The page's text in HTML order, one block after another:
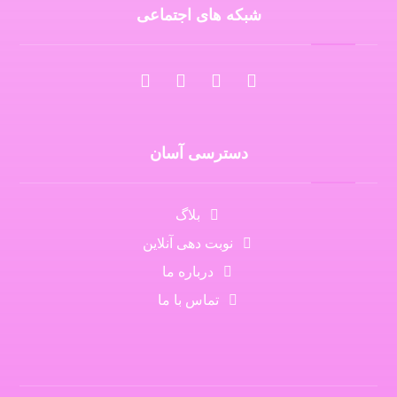
شبکه های اجتماعی
دسترسی آسان
بلاگ
نوبت دهی آنلاین
درباره ما
تماس با ما